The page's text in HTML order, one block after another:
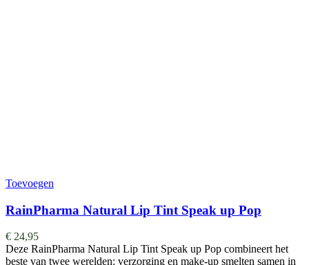
Toevoegen
RainPharma Natural Lip Tint Speak up Pop
€ 24,95
Deze RainPharma Natural Lip Tint Speak up Pop combineert het
beste van twee werelden: verzorging en make-up smelten samen in